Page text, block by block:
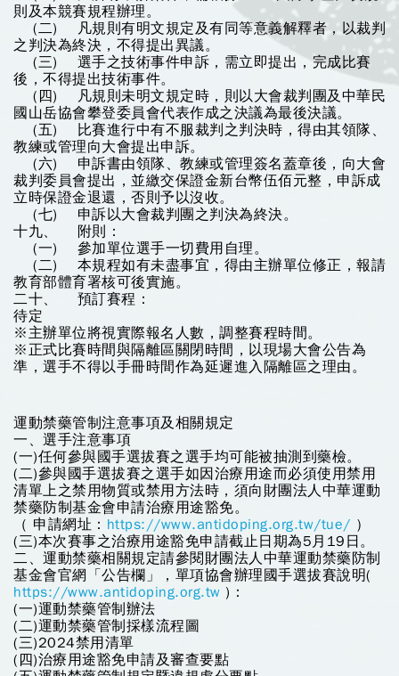
則及本競賽規程辦理。
(二) 凡規則有明文規定及有同等意義解釋者，以裁判
之判決為終決，不得提出異議。
(三) 選手之技術事件申訴，需立即提出，完成比賽
後，不得提出技術事件。
(四) 凡規則未明文規定時，則以大會裁判團及中華民
國山岳協會攀登委員會代表作成之決議為最後決議。
(五) 比賽進行中有不服裁判之判決時，得由其領隊、
教練或管理向大會提出申訴。
(六) 申訴書由領隊、教練或管理簽名蓋章後，向大會
裁判委員會提出，並繳交保證金新台幣伍佰元整，申訴成
立時保證金退還，否則予以沒收。
(七) 申訴以大會裁判團之判決為終決。
十九、 附則：
(一) 參加單位選手一切費用自理。
(二) 本規程如有未盡事宜，得由主辦單位修正，報請
教育部體育署核可後實施。
二十、 預訂賽程：
待定
※主辦單位將視實際報名人數，調整賽程時間。
※正式比賽時間與隔離區關閉時間，以現場大會公告為
準，選手不得以手冊時間作為延遲進入隔離區之理由。
運動禁藥管制注意事項及相關規定
一、選手注意事項
(一)任何參與國手選拔賽之選手均可能被抽測到藥檢。
(二)參與國手選拔賽之選手如因治療用途而必須使用禁用
清單上之禁用物質或禁用方法時，須向財團法人中華運動
禁藥防制基金會申請治療用途豁免。
（ 申請網址： https://www.antidoping.org.tw/tue/ ）
(三)本次賽事之治療用途豁免申請截止日期為5月19日。
二、運動禁藥相關規定請參閱財團法人中華運動禁藥防制
基金會官網「公告欄」，單項協會辦理國手選拔賽說明(
https://www.antidoping.org.tw )：
(一)運動禁藥管制辦法
(二)運動禁藥管制採樣流程圖
(三)2024禁用清單
(四)治療用途豁免申請及審查要點